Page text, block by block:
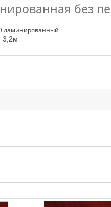
без
ламинированный
3,2м